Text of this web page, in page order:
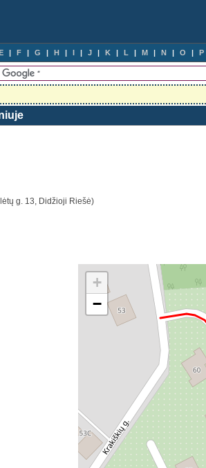
F G H I J K L M N O P
g. 13, Didžioji Riešė)
+
−